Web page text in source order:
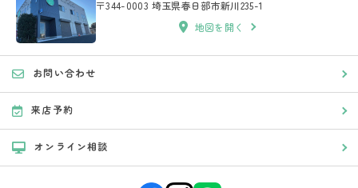
〒344-0003 埼玉県春日部市新川235-1
地図を開く
お問い合わせ
来店予約
オンライン相談